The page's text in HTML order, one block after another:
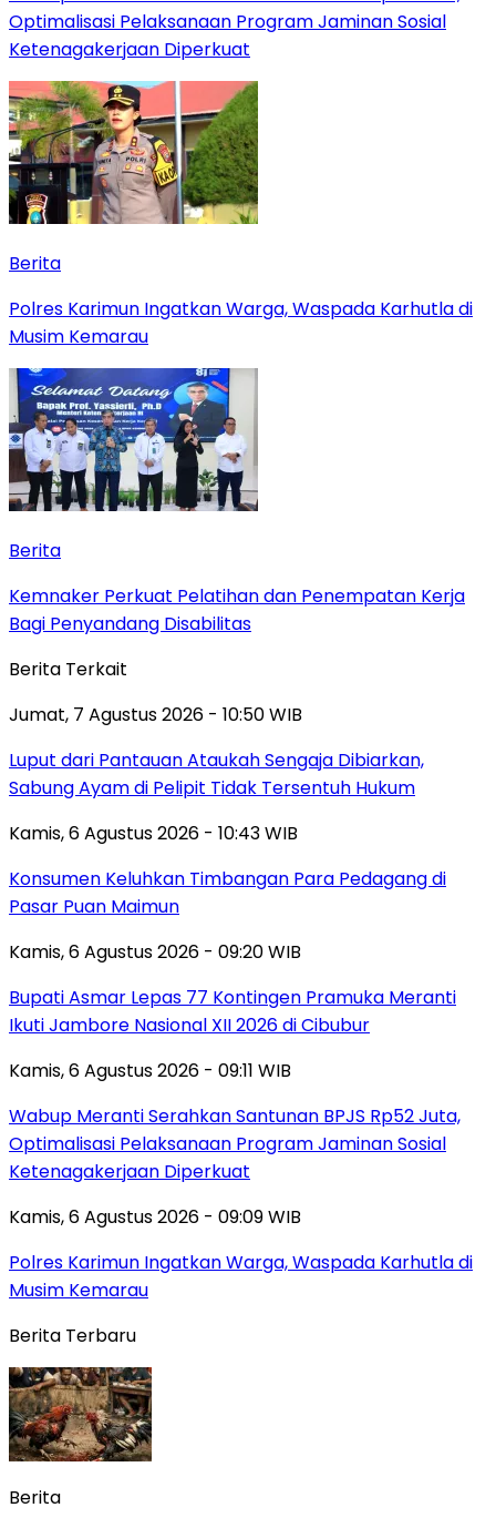
Optimalisasi Pelaksanaan Program Jaminan Sosial
Ketenagakerjaan Diperkuat
Berita
Polres Karimun Ingatkan Warga, Waspada Karhutla di
Musim Kemarau
Berita
Kemnaker Perkuat Pelatihan dan Penempatan Kerja
Bagi Penyandang Disabilitas
Berita Terkait
Jumat, 7 Agustus 2026 - 10:50 WIB
Luput dari Pantauan Ataukah Sengaja Dibiarkan,
Sabung Ayam di Pelipit Tidak Tersentuh Hukum
Kamis, 6 Agustus 2026 - 10:43 WIB
Konsumen Keluhkan Timbangan Para Pedagang di
Pasar Puan Maimun
Kamis, 6 Agustus 2026 - 09:20 WIB
Bupati Asmar Lepas 77 Kontingen Pramuka Meranti
Ikuti Jambore Nasional XII 2026 di Cibubur
Kamis, 6 Agustus 2026 - 09:11 WIB
Wabup Meranti Serahkan Santunan BPJS Rp52 Juta,
Optimalisasi Pelaksanaan Program Jaminan Sosial
Ketenagakerjaan Diperkuat
Kamis, 6 Agustus 2026 - 09:09 WIB
Polres Karimun Ingatkan Warga, Waspada Karhutla di
Musim Kemarau
Berita Terbaru
Berita